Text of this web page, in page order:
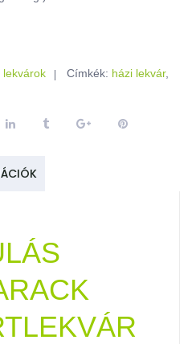
lekvárok Címkék: házi lekvár,